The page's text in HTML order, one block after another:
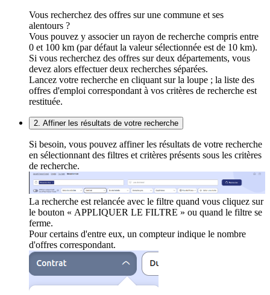
Vous recherchez des offres sur une commune et ses
alentours ?
Vous pouvez y associer un rayon de recherche compris entre
0 et 100 km (par défaut la valeur sélectionnée est de 10 km).
Si vous recherchez des offres sur deux départements, vous
devez alors effectuer deux recherches séparées.
Lancez votre recherche en cliquant sur la loupe ; la liste des
offres d'emploi correspondant à vos critères de recherche est
restituée.
2. Affiner les résultats de votre recherche
Si besoin, vous pouvez affiner les résultats de votre recherche
en sélectionnant des filtres et critères présents sous les critères
de recherche.
La recherche est relancée avec le filtre quand vous cliquez sur
le bouton « APPLIQUER LE FILTRE » ou quand le filtre se
ferme.
Pour certains d'entre eux, un compteur indique le nombre
d'offres correspondant.